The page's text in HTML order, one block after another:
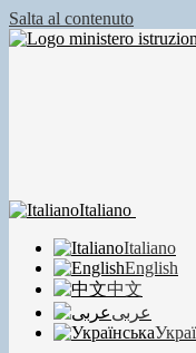
Salta al contenuto
Italiano
Italiano
English
中文
عربى